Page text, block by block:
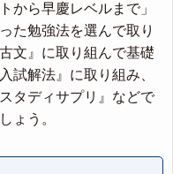
から早慶レベルまで」
た勉強法を選んで取り
文』に取り組んで基礎
試解法』に取り組み、
タディサプリ』などで
ょう。